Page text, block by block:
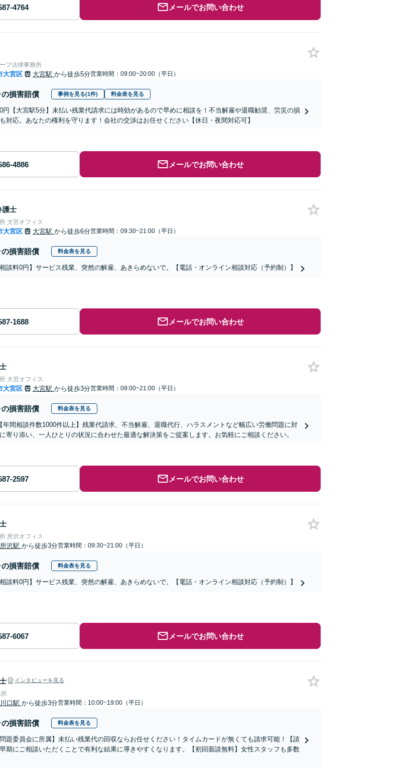
メールでお問い合わせ
フ法律事務所
大宮区 大宮駅 から徒歩5分営業時間：09:00~20:00（平日）
損害賠償 事例を見る(1件) 料金表を見る
円【大宮駅5分】未払い残業代請求には時効があるので早めに相談を！不当解雇や退職勧奨、労災の損
対応。あなたの権利を守ります！会社の交渉はお任せください【休日・夜間対応可】
メールでお問い合わせ
護士
大宮オフィス
大宮区 大宮駅 から徒歩6分営業時間：09:30~21:00（平日）
損害賠償 料金表を見る
談料0円】サービス残業、突然の解雇、あきらめないで。【電話・オンライン相談対応（予約制）】
メールでお問い合わせ
大宮オフィス
大宮区 大宮駅 から徒歩3分営業時間：09:00~21:00（平日）
損害賠償 料金表を見る
年間相談件数1000件以上】残業代請求、不当解雇、退職代行、ハラスメントなど幅広い労働問題に対
寄り添い、一人ひとりの状況に合わせた最適な解決策をご提案します。お気軽にご相談ください。
メールでお問い合わせ
所沢オフィス
所沢駅 から徒歩3分営業時間：09:30~21:00（平日）
損害賠償 料金表を見る
談料0円】サービス残業、突然の解雇、あきらめないで。【電話・オンライン相談対応（予約制）】
メールでお問い合わせ
インタビューを見る
川口駅 から徒歩3分営業時間：10:00~19:00（平日）
損害賠償 料金表を見る
問題委員会に所属】未払い残業代の回収ならお任せください！タイムカードが無くても請求可能！【請
期にご相談いただくことで有利な結果に導きやすくなります。【初回面談無料】女性スタッフも多数